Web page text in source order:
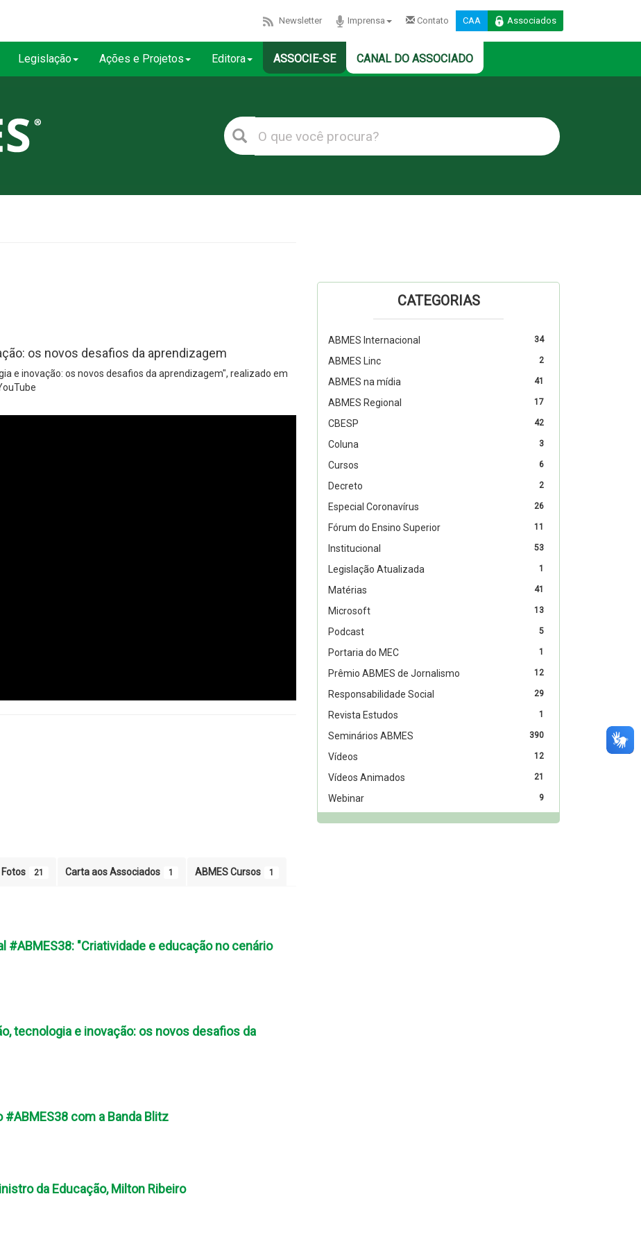
Newsletter Imprensa Contato CAA Associados
Legislação Ações e Projetos Editora ASSOCIE-SE CANAL DO ASSOCIADO
os novos desafios da aprendizagem
e inovação: os novos desafios da aprendizagem", realizado em
Fotos 21 Carta aos Associados 1 ABMES Cursos 1
#ABMES38: "Criatividade e educação no cenário
tecnologia e inovação: os novos desafios da
#ABMES38 com a Banda Blitz
da Educação, Milton Ribeiro
CATEGORIAS
34
ABMES Internacional
2
ABMES Linc
41
ABMES na mídia
17
ABMES Regional
42
CBESP
3
Coluna
6
Cursos
2
Decreto
26
Especial Coronavírus
11
Fórum do Ensino Superior
53
Institucional
1
Legislação Atualizada
41
Matérias
13
Microsoft
5
Podcast
1
Portaria do MEC
12
Prêmio ABMES de Jornalismo
29
Responsabilidade Social
1
Revista Estudos
390
Seminários ABMES
12
Vídeos
21
Vídeos Animados
9
Webinar